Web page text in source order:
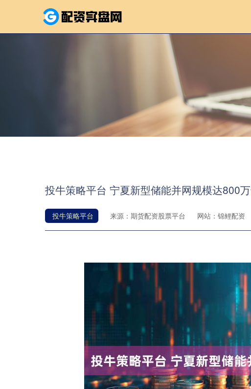
投牛策略平台 宁夏新型储能并网规模达800
投牛策略平台 来源：期货配资股票平台 网站：锦鲤配资